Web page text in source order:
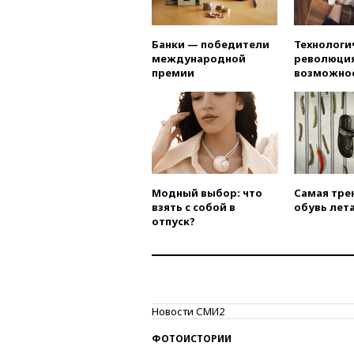
Банки — победители
международной
премии
Модный выбор: что
взять с собой в
отпуск?
Самая
обувь
Новости СМИ2
ФОТОИСТОРИИ